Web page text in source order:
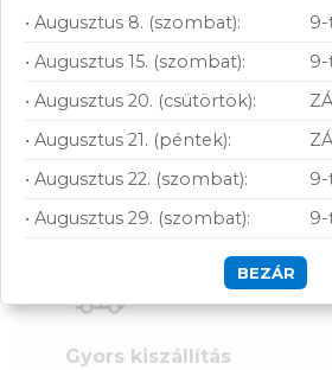
Szállítás,
Gyors kiszállítás
• Augusztus 8. (szombat):
• Augusztus 15. (szombat):
• Augusztus 20. (csütörtök):
• Augusztus 21. (péntek):
• Augusztus 22. (szombat):
• Augusztus 29. (szombat):
BEZÁR